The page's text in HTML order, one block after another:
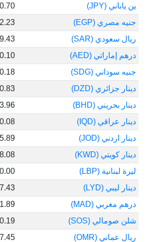
ين ياباني (JPY)
0.70
جنيه مصري (EGP)
2.23
ريال سعودي (SAR)
درهم إماراتي (AED)
جنيه سوداني (SDG)
0.18
دينار جزائري (DZD)
0.83
دينار بحريني (BHD)
دينار عراقي (IQD)
0.08
دينار اردني (JOD)
دينار كويتي (KWD)
ليرة لبنانية (LBP)
0.00
دينار ليبي (LYD)
درهم مغربي (MAD)
شلن صومالي (SOS)
0.19
ريال عماني (OMR)